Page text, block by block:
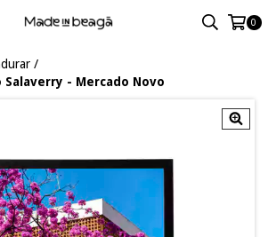
0
/
- Mercado Novo